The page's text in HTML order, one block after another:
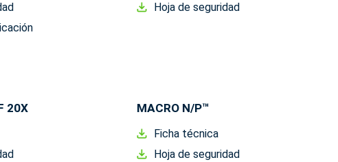
Hoja de seguridad
20X MACRO N/P™
Ficha técnica
Hoja de seguridad